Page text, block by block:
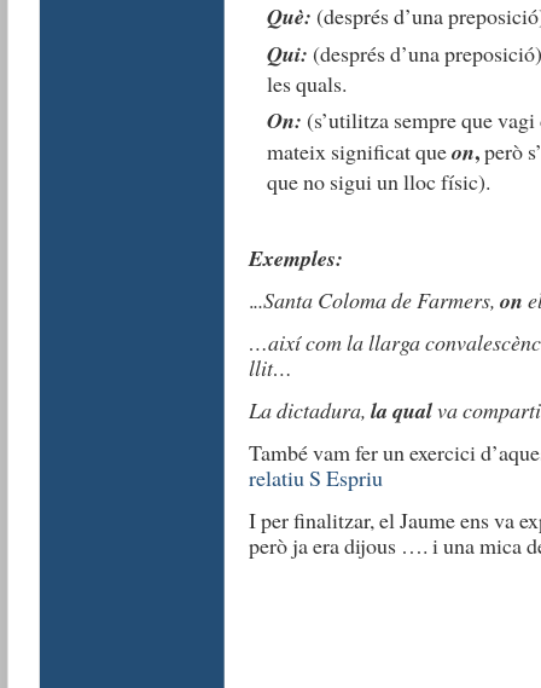
Què: (després d’una
Qui: (després d’una
les quals.
On: (s’utilitza sempre que
mateix significat queon,però
que no sigui un lloc físic).
Exemples:
...Santa Coloma de Farmers, on
…així com la llarga
llit…
La dictadura, la qualva
També vam fer un exercici
relatiu S Espriu
I per finalitzar, el Jaume ens va
però ja era dijous …. i una mica